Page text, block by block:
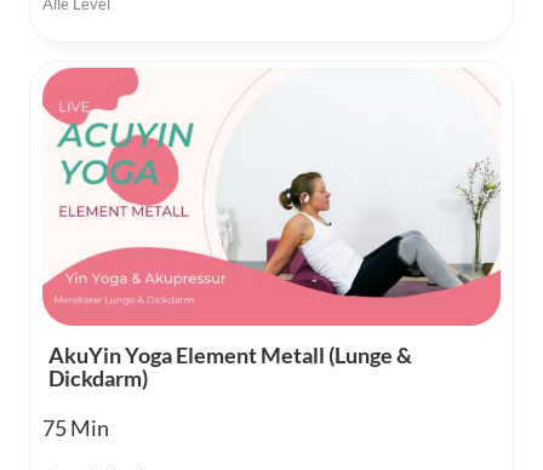
Alle Level
AkuYin Yoga Element Metall (Lunge &
Dickdarm)
75